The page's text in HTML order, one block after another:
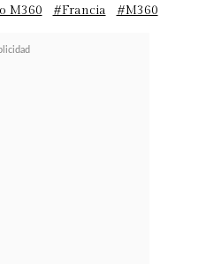
M360 #Francia #M360